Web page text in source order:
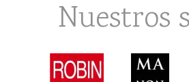
Nuestros